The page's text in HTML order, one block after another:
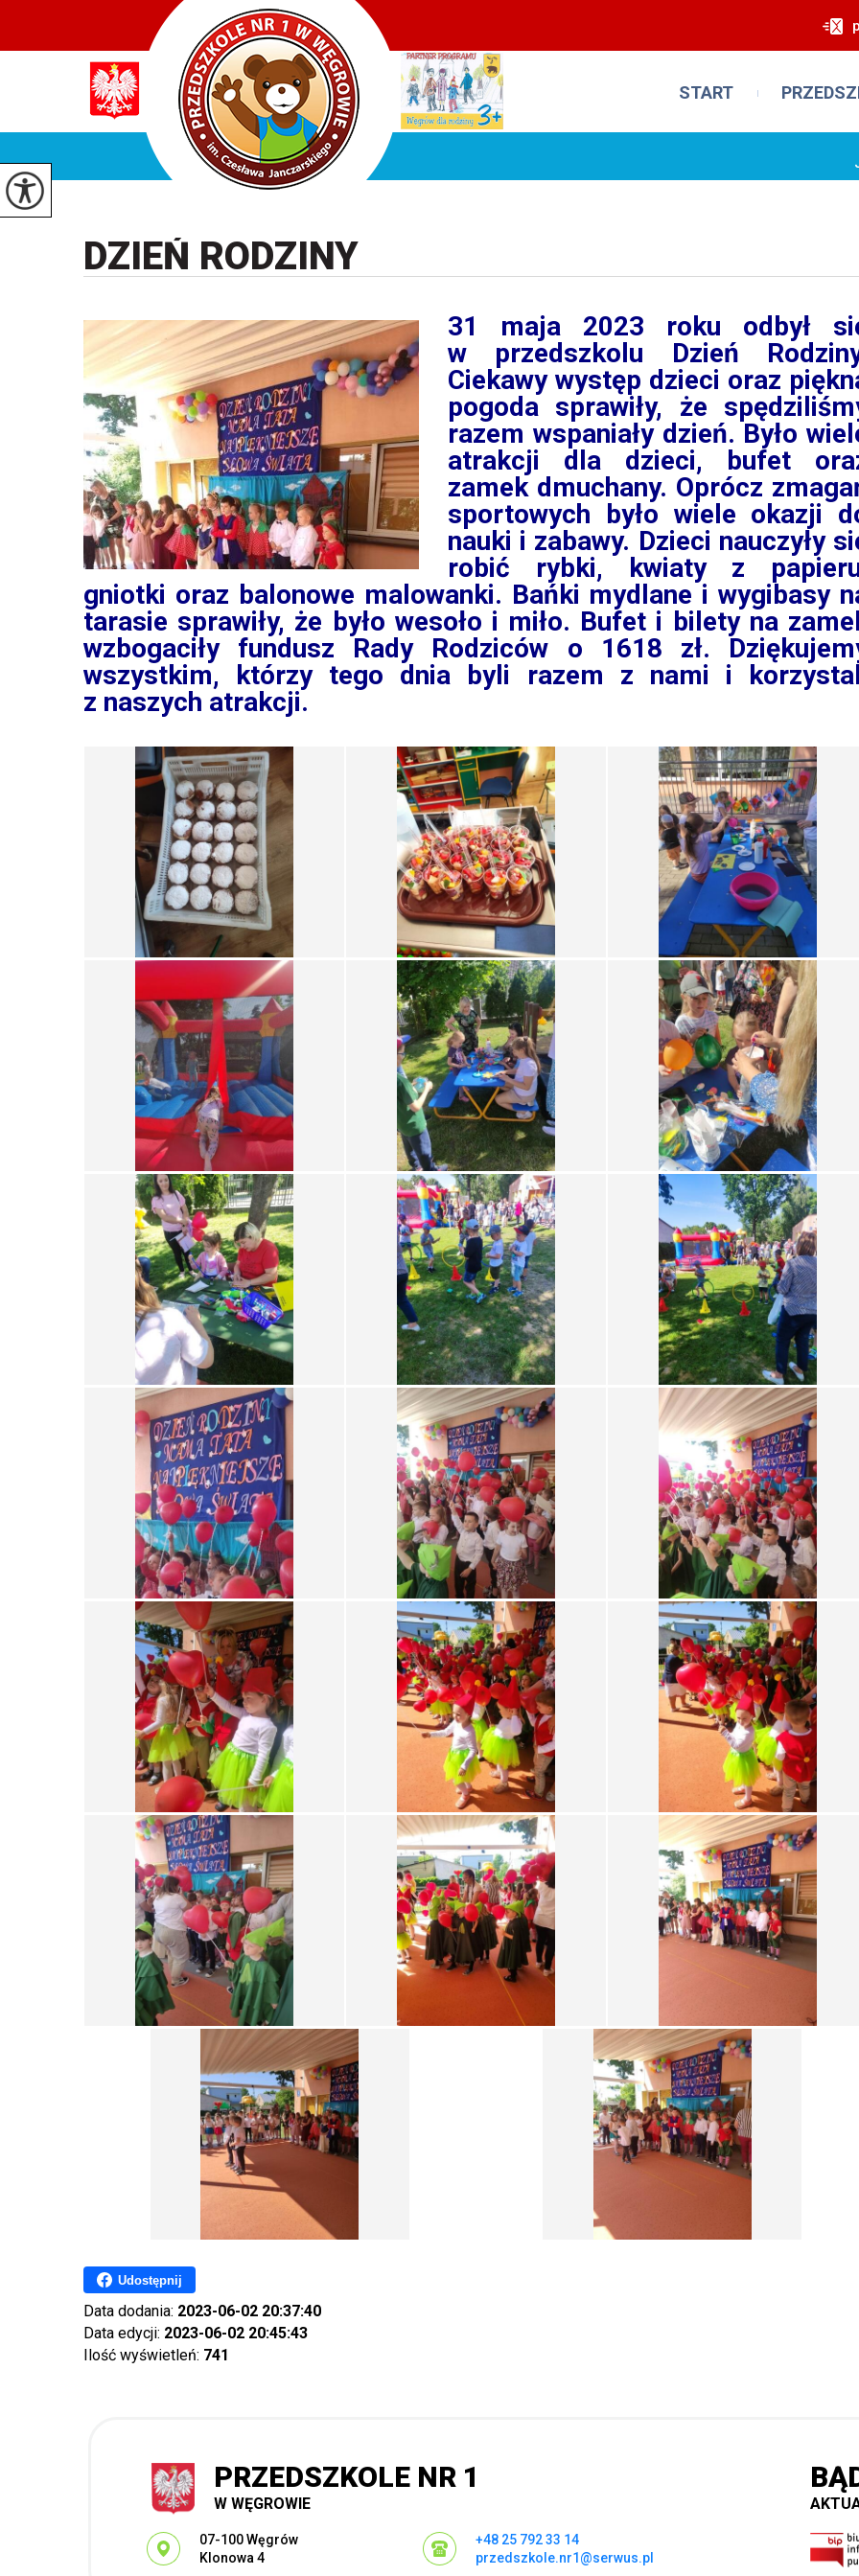
START
DZIEŃ RODZINY
31 maja 2023 roku odbył
w przedszkolu Dzień
Ciekawy występ dzieci oraz
pogoda sprawiły, że
razem wspaniały dzień. Było
atrakcji dla dzieci, bufet
zamek dmuchany. Oprócz
sportowych było wiele okazji
nauki i zabawy. Dzieci nauczyły
robić rybki, kwiaty z
gniotki oraz balonowe malowanki. Bańki mydlane i wygibasy
tarasie sprawiły, że było wesoło i miło. Bufet i bilety na
wzbogaciły fundusz Rady Rodziców o 1618 zł.
wszystkim, którzy tego dnia byli razem z nami i
z naszych atrakcji.
Udostępnij
Data dodania: 2023-06-02 20:37:40
Data edycji: 2023-06-02 20:45:43
Ilość wyświetleń: 741
PRZEDSZKOLE NR 1
W WĘGROWIE
Adres pocztowy:
07-100 Węgrów
Klonowa 4
+48 25 792 33 14
przedszkole.nr1@serwus.pl